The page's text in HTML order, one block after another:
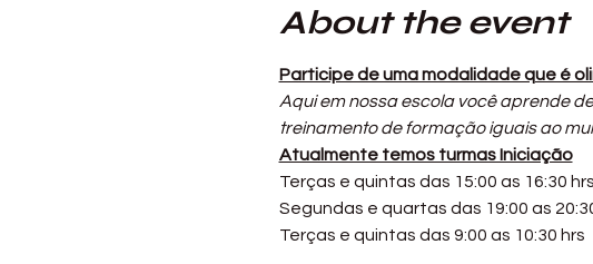
About the event
Participe de uma modalidade que é
Aqui em nossa escola você aprende
treinamento de formação iguais ao
Atualmente temos turmas Iniciação
Terças e quintas das 15:00 as 16:30 hrs
Segundas e quartas das 19:00 as
Terças e quintas das 9:00 as 10:30 hrs